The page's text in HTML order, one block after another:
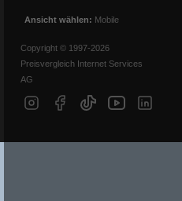
Ansicht wählen: Mobile
Copyright © 1997-2026
Preisvergleich Internet Services
AG